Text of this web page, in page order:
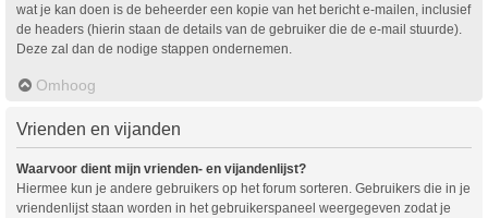
wat je kan doen is de beheerder een kopie van het bericht e-mailen, inclusief
de headers (hierin staan de details van de gebruiker die de e-mail stuurde).
Deze zal dan de nodige stappen ondernemen.
Omhoog
Vrienden en vijanden
Waarvoor dient mijn vrienden- en vijandenlijst?
Hiermee kun je andere gebruikers op het forum sorteren. Gebruikers die in je
vriendenlijst staan worden in het gebruikerspaneel weergegeven zodat je